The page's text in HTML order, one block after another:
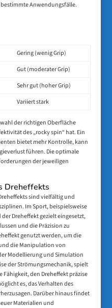
Anwendungsfälle.
Gering (wenig Grip)
Gut (moderater Grip)
Sehr gut (hoher Grip)
Variiert stark
der richtigen Oberfläche
des „rocky spin“ hat. Ein
bietet mehr Kontrolle, kann
führen. Die optimale
der jeweiligen
Dreheffekts
sind vielfältig und
Im Sport, beispielsweise
Dreheffekt gezielt eingesetzt,
und die Präzision zu
genutzt werden, um die
die Manipulation von
Modellierung und Simulation
der Strömungsmechanik, spielt
Fähigkeit, den Dreheffekt präzise
es, das Verhalten des
Darüber hinaus findet
Materialien und